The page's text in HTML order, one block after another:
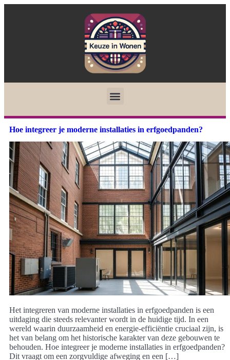
Hoe integreer je moderne installaties in erfgoedpanden?
Het integreren van moderne installaties in erfgoedpanden is een
uitdaging die steeds relevanter wordt in de huidige tijd. In een
wereld waarin duurzaamheid en energie-efficiëntie cruciaal zijn, is
het van belang om het historische karakter van deze gebouwen te
behouden. Hoe integreer je moderne installaties in erfgoedpanden?
Dit vraagt om een zorgvuldige afweging en een […]